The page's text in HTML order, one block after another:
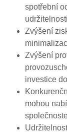
spotřební
Zvýšení
Zvýšení
investice
mohou